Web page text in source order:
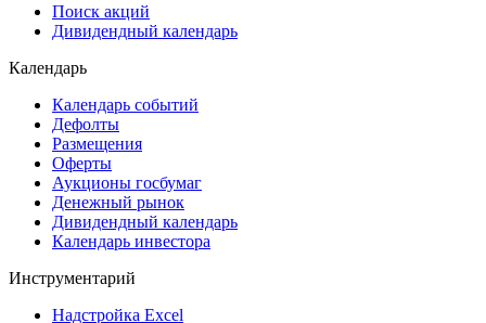
Поиск акций
Дивидендный календарь
Календарь
Календарь событий
Дефолты
Размещения
Оферты
Аукционы госбумаг
Денежный рынок
Дивидендный календарь
Календарь инвестора
Инструментарий
Надстройка Excel